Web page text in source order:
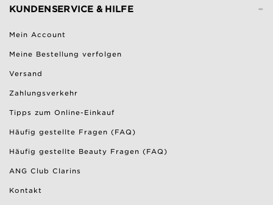
-
KUNDENSERVICE & HILFE
Mein Account
Meine Bestellung verfolgen
Versand
Zahlungsverkehr
Tipps zum Online-Einkauf
Häufig gestellte Fragen (FAQ)
Häufig gestellte Beauty Fragen (FAQ)
ANG Club Clarins
Kontakt